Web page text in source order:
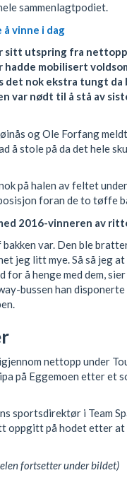
sammenlagtpodiet.
vinne i dag
sitt utspring fra
hadde mobilisert
det nok ekstra tungt da
var nødt til å stå av
og Ole Forfang
å stole på da det hele
på halen av feltet
foran de to tøffe
2016-vinneren av
var. Den ble
jeg litt mye. Så så jeg
å henge med dem,
bussen han
nettopp under
på Eggemoen etter et
sportsdirektør i Team
oppgitt på hodet etter
fortsetter under bildet)